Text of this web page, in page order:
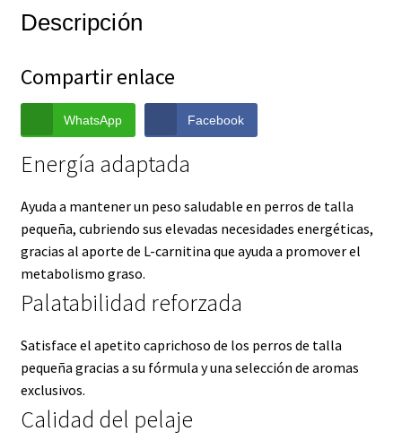
Descripción
Compartir enlace
WhatsApp Facebook
Energía adaptada
Ayuda a mantener un peso saludable en perros de talla
pequeña, cubriendo sus elevadas necesidades energéticas,
gracias al aporte de L-carnitina que ayuda a promover el
metabolismo graso.
Palatabilidad reforzada
Satisface el apetito caprichoso de los perros de talla
pequeña gracias a su fórmula y una selección de aromas
exclusivos.
Calidad del pelaje